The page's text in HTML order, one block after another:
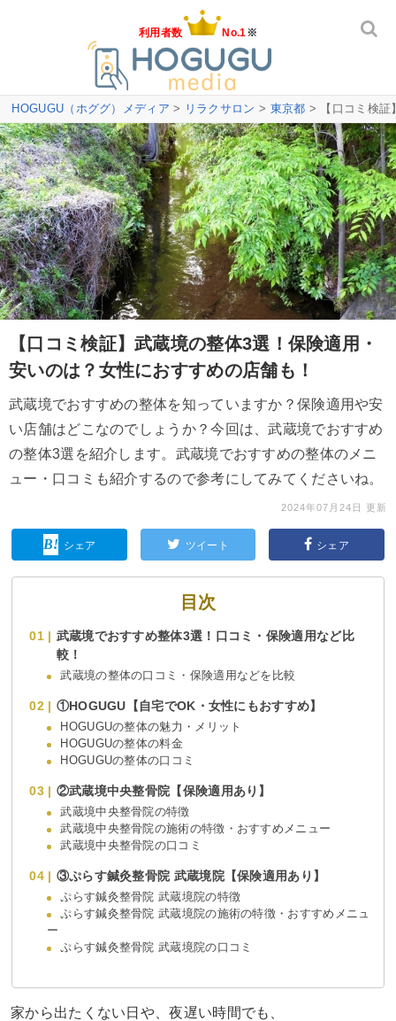
利用者数 No.1 ※
HOGUGU（ホググ）メディア > リラクサロン > 東京都 > 【口コミ検証
【口コミ検証】武蔵境の整体3選！保険適用・
安いのは？女性におすすめの店舗も！
武蔵境でおすすめの整体を知っていますか？保険適用や安
い店舗はどこなのでしょうか？今回は、武蔵境でおすすめ
の整体3選を紹介します。武蔵境でおすすめの整体のメニ
ュー・口コミも紹介するので参考にしてみてくださいね。
2024年07月24日 更新
シェア ツイート シェア
目次
武蔵境でおすすめ整体3選！口コミ・保険適用など比
較！
武蔵境の整体の口コミ・保険適用などを比較
①HOGUGU【自宅でOK・女性にもおすすめ】
HOGUGUの整体の魅力・メリット
HOGUGUの整体の料金
HOGUGUの整体の口コミ
②武蔵境中央整骨院【保険適用あり】
武蔵境中央整骨院の特徴
武蔵境中央整骨院の施術の特徴・おすすめメニュー
武蔵境中央整骨院の口コミ
③ぷらす鍼灸整骨院 武蔵境院【保険適用あり】
ぷらす鍼灸整骨院 武蔵境院の特徴
ぷらす鍼灸整骨院 武蔵境院の施術の特徴・おすすめメニュ
ー
ぷらす鍼灸整骨院 武蔵境院の口コミ
家から出たくない日や、夜遅い時間でも、